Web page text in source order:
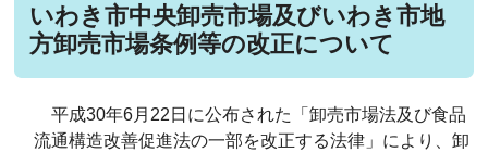
いわき市中央卸売市場及びいわき市地
方卸売市場条例等の改正について
平成30年6月22日に公布された「卸売市場法及び食品
流通構造改善促進法の一部を改正する法律」により、卸